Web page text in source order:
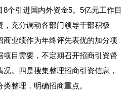
个引进国内外资金5。5亿元工作目
充分调动各部门领导干部积极
业绩作为年终评先表优的加分项
项目需要，不定期召开招商引资督
。四是搜集整理招商引资信息，
整理，明确招商重点。